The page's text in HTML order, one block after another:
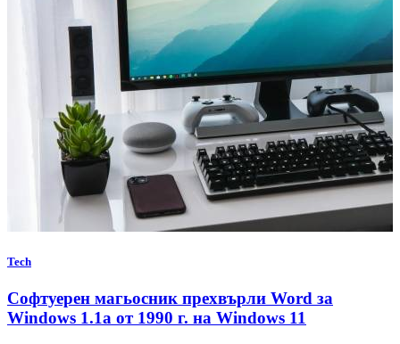
Tech
Софтуерен магьосник прехвърли Word за
Windows 1.1a от 1990 г. на Windows 11